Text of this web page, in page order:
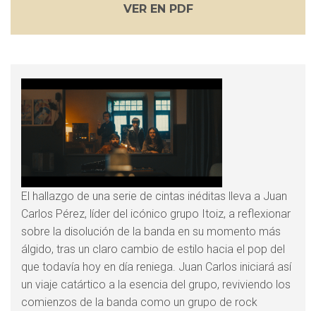
VER EN PDF
El hallazgo de una serie de cintas inéditas lleva a Juan
Carlos Pérez, líder del icónico grupo Itoiz, a reflexionar
sobre la disolución de la banda en su momento más
álgido, tras un claro cambio de estilo hacia el pop del
que todavía hoy en día reniega. Juan Carlos iniciará así
un viaje catártico a la esencia del grupo, reviviendo los
comienzos de la banda como un grupo de rock